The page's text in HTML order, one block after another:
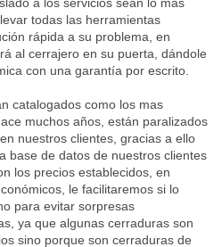
a los servicios sean lo mas
todas las herramientas
rápida a su problema, en
al cerrajero en su puerta, dándole
con una garantía por escrito.
como los mas
muchos años, están paralizados
nuestros clientes, gracias a ello
base de datos de nuestros clientes
los precios establecidos, en
le facilitaremos si lo
para evitar sorpresas
ya que algunas cerraduras son
sino porque son cerraduras de